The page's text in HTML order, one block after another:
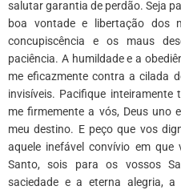
salutar garantia de perdão. Seja
boa vontade e libertação dos
concupiscência e os maus
paciência. A humildade e a
me eficazmente contra a cilada
invisíveis. Pacifique
me firmemente a vós, Deus uno
meu destino. E peço que vos
aquele inefável convívio em
Santo, sois para os vossos
saciedade e a eterna alegria,